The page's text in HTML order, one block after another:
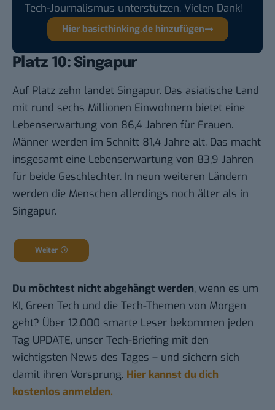
Tech-Journalismus unterstützen. Vielen Dank!
Hier basicthinking.de hinzufügen
Platz 10: Singapur
Auf Platz zehn landet Singapur. Das asiatische Land
mit rund sechs Millionen Einwohnern bietet eine
Lebenserwartung von 86,4 Jahren für Frauen.
Männer werden im Schnitt 81,4 Jahre alt. Das macht
insgesamt eine Lebenserwartung von 83,9 Jahren
für beide Geschlechter. In neun weiteren Ländern
werden die Menschen allerdings noch älter als in
Singapur.
Weiter
Du möchtest nicht abgehängt werden, wenn es um
KI, Green Tech und die Tech-Themen von Morgen
geht? Über 12.000 smarte Leser bekommen jeden
Tag UPDATE, unser Tech-Briefing mit den
wichtigsten News des Tages – und sichern sich
damit ihren Vorsprung. Hier kannst du dich
kostenlos anmelden.